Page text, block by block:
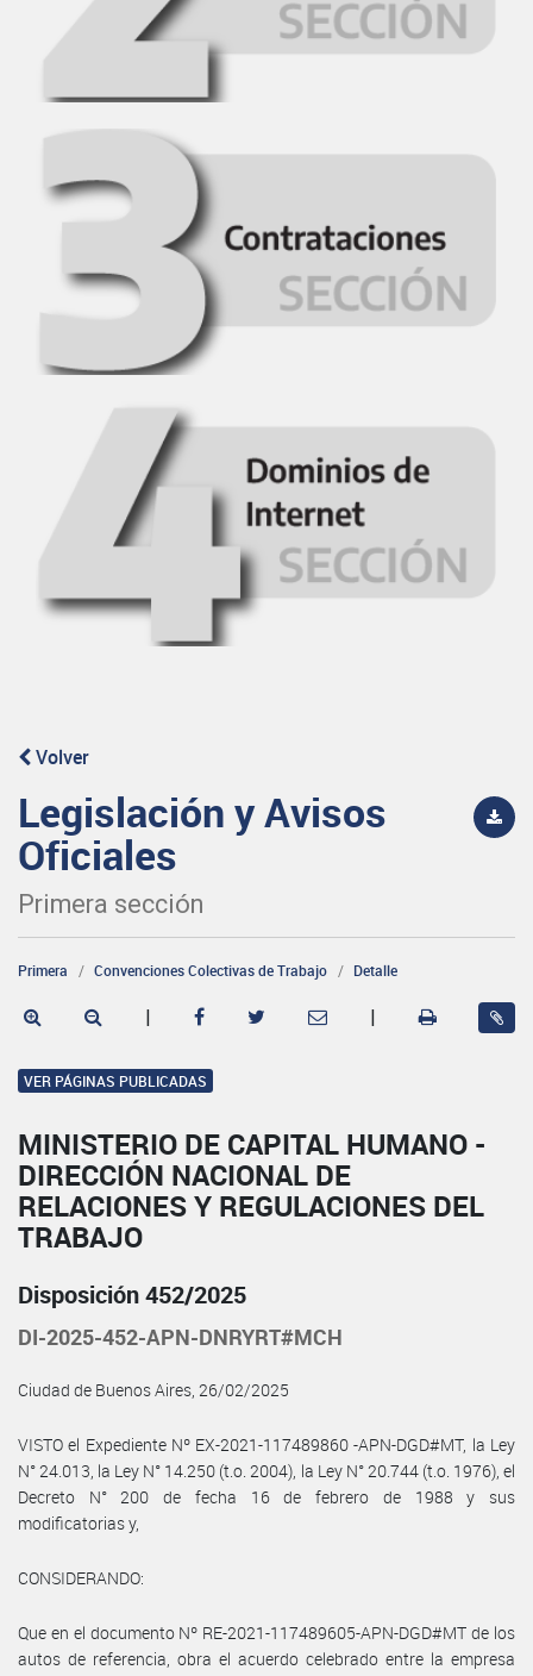
Volver
Legislación y Avisos
Oficiales
Primera sección
Primera Convenciones Colectivas de Trabajo Detalle
| |
VER PÁGINAS PUBLICADAS
MINISTERIO DE CAPITAL HUMANO -
DIRECCIÓN NACIONAL DE
RELACIONES Y REGULACIONES DEL
TRABAJO
Disposición 452/2025
DI-2025-452-APN-DNRYRT#MCH
Ciudad de Buenos Aires, 26/02/2025
VISTO el Expediente Nº EX-2021-117489860 -APN-DGD#MT, la Ley
N° 24.013, la Ley N° 14.250 (t.o. 2004), la Ley N° 20.744 (t.o. 1976), el
Decreto N° 200 de fecha 16 de febrero de 1988 y sus
modificatorias y,
CONSIDERANDO:
Que en el documento Nº RE-2021-117489605-APN-DGD#MT de los
autos de referencia, obra el acuerdo celebrado entre la empresa